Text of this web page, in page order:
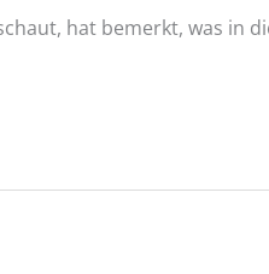
hat bemerkt, was in